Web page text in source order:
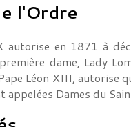
l'Ordre
autorise en 1871 à
dame, Lady
Léon XIII, autorise
appelées Dames du